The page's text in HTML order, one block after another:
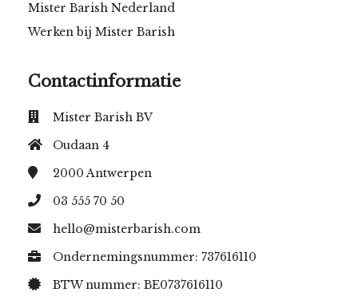
Mister Barish Nederland
Werken bij Mister Barish
Contactinformatie
Mister Barish BV
Oudaan 4
2000Antwerpen
03 555 70 50
hello@misterbarish.com
Ondernemingsnummer: 737616110
BTW nummer: BE0737616110